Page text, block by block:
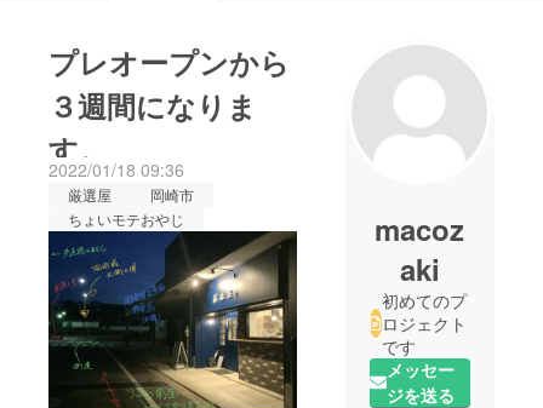
プレオープンから
３週間になりま
す。
2022/01/18 09:36
厳選屋
岡崎市
ちょいモテおやじ
macoz
aki
初めてのプ
ロジェクト
です
メッセー
ジを送る